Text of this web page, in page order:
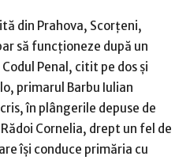
din Prahova, Scorțeni,
să funcționeze după un
Penal, citit pe dos și
primarul Barbu Iulian
în plângerile depuse de
Cornelia, drept un fel de
își conduce primăria cu